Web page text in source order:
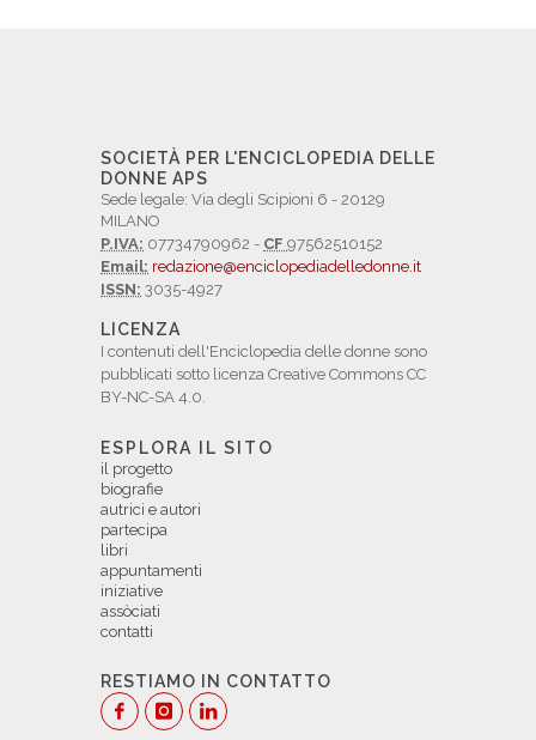
SOCIETÀ PER L'ENCICLOPEDIA DELLE
DONNE APS
Sede legale: Via degli Scipioni 6 - 20129
MILANO
P.IVA: 07734790962 - CF 97562510152
Email: redazione@enciclopediadelledonne.it
ISSN: 3035-4927
LICENZA
I contenuti dell'Enciclopedia delle donne sono
pubblicati sotto licenza Creative Commons CC
BY-NC-SA 4.0.
ESPLORA IL SITO
il progetto
biografie
autrici e autori
partecipa
libri
appuntamenti
iniziative
assòciati
contatti
RESTIAMO IN CONTATTO